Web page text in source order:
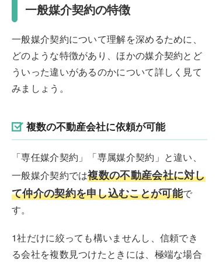
一般媒介契約の特徴
一般媒介契約について理解を深めるために、
どのような特徴があり、ほかの媒介契約とど
ういった違いがあるのかについて詳しく見て
みましょう。
複数の不動産会社に依頼が可能
「専任媒介契約」「専属媒介契約」と違い、
一般媒介契約では複数の不動産会社に対し
て仲介の契約を申し込むことが可能で
す。
1社だけに絞っても構いませんし、信頼でき
る会社を複数見つけたときには、極端な場合